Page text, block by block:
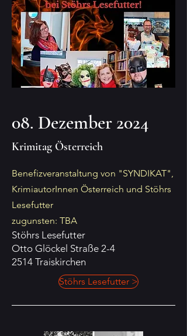
08. Dezember 2024
Krimitag Österreich
Benefizveranstaltung von "SYNDIKAT",
KrimiautorInnen Österreich und Stöhrs
Lesefutter
zugunsten: TBA
Stöhrs Lesefutter
Otto Glöckel Straße 2-4
2514 Traiskirchen
Stöhrs Lesefutter >